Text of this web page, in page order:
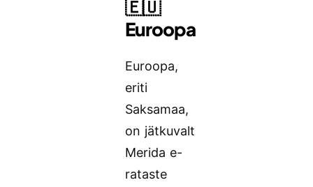
🇪🇺
Euroopa
Euroopa,
eriti
Saksamaa,
on jätkuvalt
Merida e-
rataste